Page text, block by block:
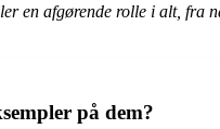
en afgørende rolle i alt, fra
på dem?